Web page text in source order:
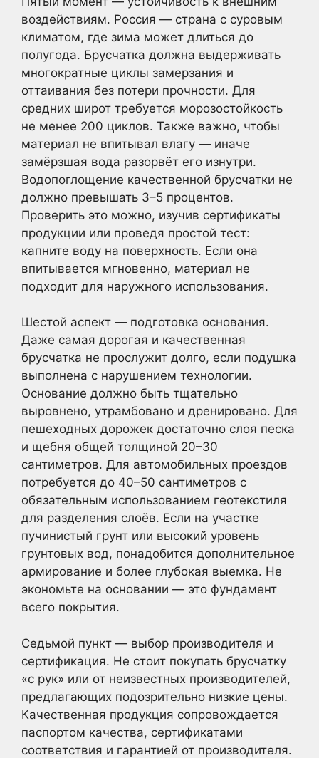
воздействиям. Россия — страна с суровым
климатом, где зима может длиться до
полугода. Брусчатка должна выдерживать
многократные циклы замерзания и
оттаивания без потери прочности. Для
средних широт требуется морозостойкость
не менее 200 циклов. Также важно, чтобы
материал не впитывал влагу — иначе
замёрзшая вода разорвёт его изнутри.
Водопоглощение качественной брусчатки не
должно превышать 3–5 процентов.
Проверить это можно, изучив сертификаты
продукции или проведя простой тест:
капните воду на поверхность. Если она
впитывается мгновенно, материал не
подходит для наружного использования.
Шестой аспект — подготовка основания.
Даже самая дорогая и качественная
брусчатка не прослужит долго, если подушка
выполнена с нарушением технологии.
Основание должно быть тщательно
выровнено, утрамбовано и дренировано. Для
пешеходных дорожек достаточно слоя песка
и щебня общей толщиной 20–30
сантиметров. Для автомобильных проездов
потребуется до 40–50 сантиметров с
обязательным использованием геотекстиля
для разделения слоёв. Если на участке
пучинистый грунт или высокий уровень
грунтовых вод, понадобится дополнительное
армирование и более глубокая выемка. Не
экономьте на основании — это фундамент
всего покрытия.
Седьмой пункт — выбор производителя и
сертификация. Не стоит покупать брусчатку
«с рук» или от неизвестных производителей,
предлагающих подозрительно низкие цены.
Качественная продукция сопровождается
паспортом качества, сертификатами
соответствия и гарантией от производителя.